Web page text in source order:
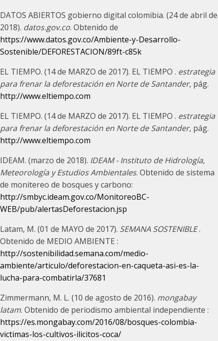
DATOS ABIERTOS gobierno digital colomibia. (24 de abril de
2018). datos.gov.co. Obtenido de
https://www.datos.gov.co/Ambiente-y-Desarrollo-
Sostenible/DEFORESTACION/89ft-c85k
EL TIEMPO. (14 de MARZO de 2017). EL TIEMPO . estrategia
para frenar la deforestación en Norte de Santander, pág.
http://www.eltiempo.com
EL TIEMPO. (14 de MARZO de 2017). EL TIEMPO . estrategia
para frenar la deforestación en Norte de Santander, pág.
http://www.eltiempo.com
IDEAM. (marzo de 2018). IDEAM - Instituto de Hidrología,
Meteorología y Estudios Ambientales. Obtenido de sistema
de monitereo de bosques y carbono:
http://smbyc.ideam.gov.co/MonitoreoBC-
WEB/pub/alertasDeforestacion.jsp
Latam, M. (01 de MAYO de 2017). SEMANA SOSTENIBLE.
Obtenido de MEDIO AMBIENTE :
http://sostenibilidad.semana.com/medio-
ambiente/articulo/deforestacion-en-caqueta-asi-es-la-
lucha-para-combatirla/37681
Zimmermann, M. L. (10 de agosto de 2016). mongabay
latam. Obtenido de periodismo ambiental independiente :
https://es.mongabay.com/2016/08/bosques-colombia-
victimas-los-cultivos-ilicitos-coca/